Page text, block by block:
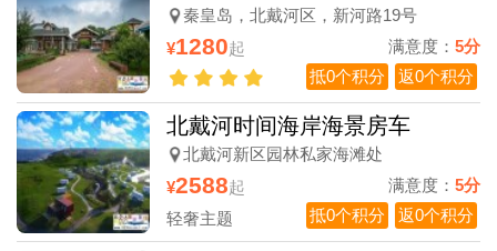
秦皇岛，北戴河区，新河路19号
满意度： 5分
¥1280起
返0个积分
抵0个积分
北戴河时间海岸海景房车
北戴河新区园林私家海滩处
满意度： 5分
¥2588起
轻奢主题
返0个积分
抵0个积分